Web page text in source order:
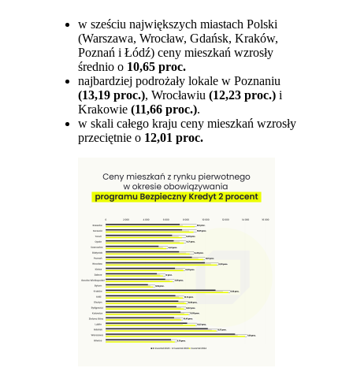
w sześciu największych miastach Polski
(Warszawa, Wrocław, Gdańsk, Kraków,
Poznań i Łódź) ceny mieszkań wzrosły
średnio o 10,65 proc.
najbardziej podrożały lokale w Poznaniu
(13,19 proc.), Wrocławiu(12,23 proc.) i
Krakowie(11,66 proc.).
w skali całego kraju ceny mieszkań wzrosły
przeciętnie o 12,01 proc.